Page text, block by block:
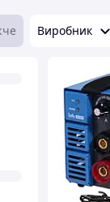
Виробник